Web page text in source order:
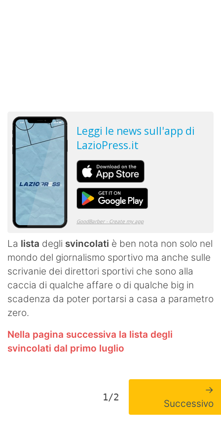
La lista degli svincolati è ben nota non solo nel
mondo del giornalismo sportivo ma anche sulle
scrivanie dei direttori sportivi che sono alla
caccia di qualche affare o di qualche big in
scadenza da poter portarsi a casa a parametro
zero.
Nella pagina successiva la lista degli
svincolati dal primo luglio
1/2
→
Successivo